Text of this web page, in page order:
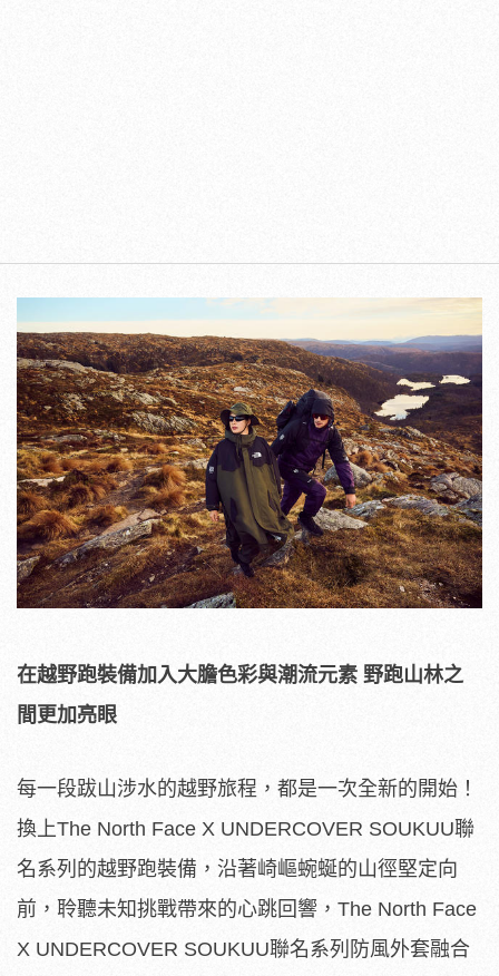
在越野跑裝備加入大膽色彩與潮流元素 野跑山林之
間更加亮眼
每一段跋山涉水的越野旅程，都是一次全新的開始！
換上The North Face X UNDERCOVER SOUKUU聯
名系列的越野跑裝備，沿著崎嶇蜿蜒的山徑堅定向
前，聆聽未知挑戰帶來的心跳回響，The North Face
X UNDERCOVER SOUKUU聯名系列防風外套融合